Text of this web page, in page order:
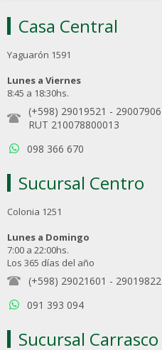
Casa Central
Yaguarón 1591
Lunes a Viernes
8:45 a 18:30hs.
(+598) 29019521 - 29007906
RUT 210078800013
098 366 670
Sucursal Centro
Colonia 1251
Lunes a Domingo
7:00 a 22:00hs.
Los 365 días del año
(+598) 29021601 - 29019822
091 393 094
Sucursal Carrasco